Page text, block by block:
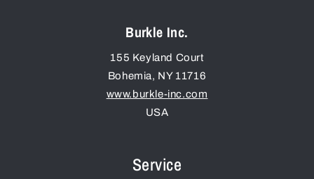
Burkle Inc.
155 Keyland Court
Bohemia, NY 11716
www.burkle-inc.com
USA
Service